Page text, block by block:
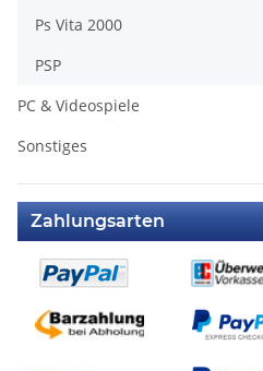
Ps Vita 2000
PSP
PC & Videospiele
Sonstiges
Zahlungsarten